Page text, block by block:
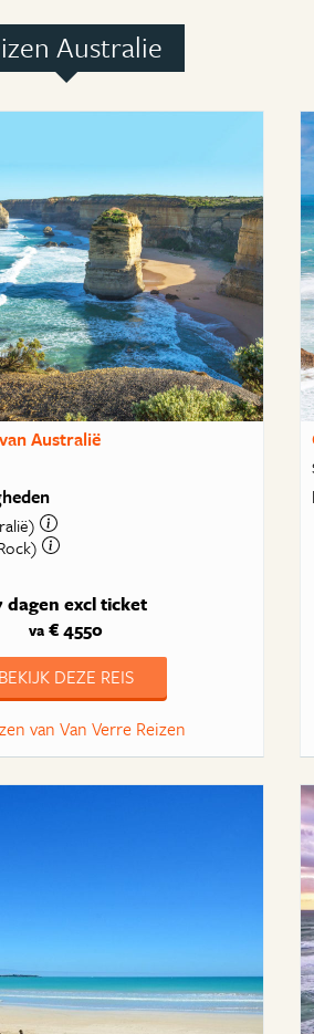
Australie
Australië
dagen excl ticket
va € 4550
BEKIJK DEZE REIS
van Van Verre Reizen